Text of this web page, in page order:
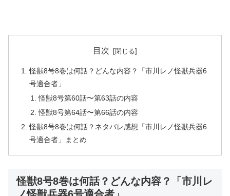
目次
怪獣8号8巻は何話？どんな内容？「市川レノ怪獣兵器6
号適合者」
怪獣8号第60話〜第63話の内容
怪獣8号第64話〜第66話の内容
怪獣8号8巻は何話？ネタバレ感想「市川レノ怪獣兵器6
号適合者」まとめ
怪獣8号8巻は何話？どんな内容？「市川レ